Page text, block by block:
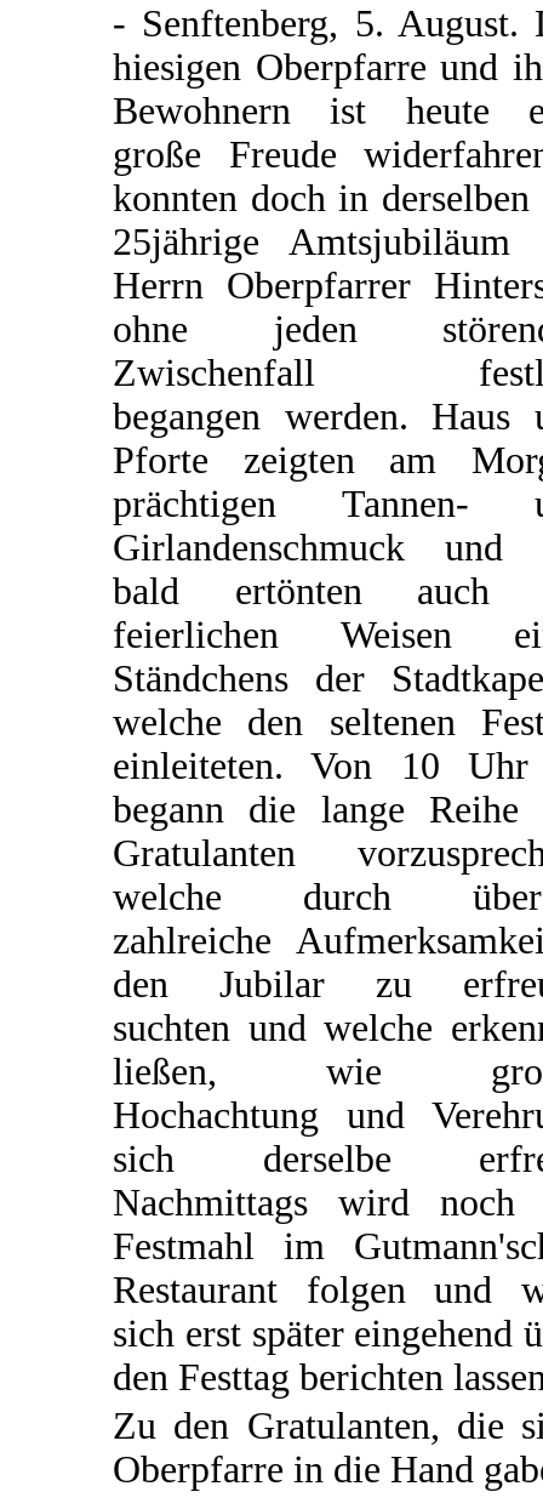
- Senftenberg, 5. August.
hiesigen Oberpfarre und
Bewohnern ist heute
große Freude
konnten doch in derselben
25jährige Amtsjubiläum
Herrn Oberpfarrer
ohne jeden
Zwischenfall
begangen werden. Haus
Pforte zeigten am
prächtigen Tannen-
Girlandenschmuck und
bald ertönten auch
feierlichen Weisen
Ständchens der
welche den seltenen
einleiteten. Von 10
begann die lange Reihe
Gratulanten
welche durch
zahlreiche
den Jubilar zu
suchten und welche
ließen, wie
Hochachtung und
sich derselbe
Nachmittags wird noch
Festmahl im
Restaurant folgen und
sich erst später eingehend
den Festtag berichten
Zu den Gratulanten, die
Oberpfarre in die Hand